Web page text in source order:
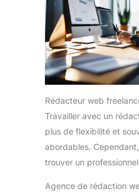
Rédacteur web
Travailler avec un
plus de flexibilité et
abordables.
trouver un
Agence de rédaction